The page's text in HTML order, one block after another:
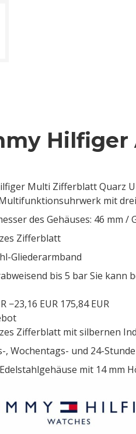
Hilfiger
Multi Zifferblatt Quarz
mit
des Gehäuses: 46 mm /
Zifferblatt
Gliederarmband
bis 5 bar Sie kann
−23,16 EUR 175,84 EUR
Zifferblatt mit silbernen
, Wochentags- und 24-
mit 14 mm